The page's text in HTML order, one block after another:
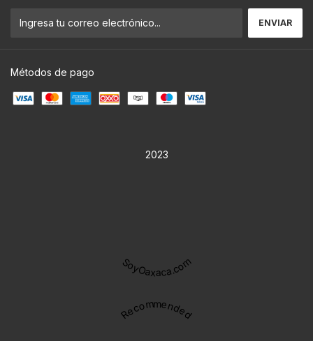
Métodos de pago
2023
SoyOaxaca.com
Recommended